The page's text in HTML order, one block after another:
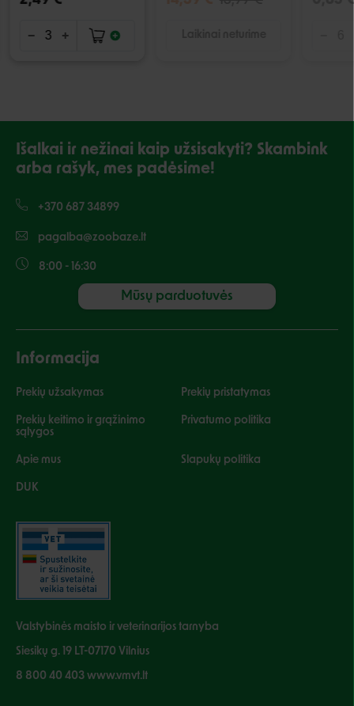
Išalkai ir nežinai kaip užsisakyti? Skambink
arba rašyk, mes padėsime!
+370 687 34899
pagalba@zoobaze.lt
8:00 - 16:30
Mūsų parduotuvės
Informacija
Prekių užsakymas Prekių pristatymas
Prekių keitimo ir grąžinimo
sąlygos
Privatumo politika
Apie mus Slapukų politika
DUK
Valstybinės maisto ir veterinarijos tarnyba
Siesikų g. 19 LT-07170 Vilnius
8 800 40 403 www.vmvt.lt